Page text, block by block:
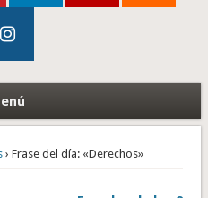
› Frase del día: «Derechos»